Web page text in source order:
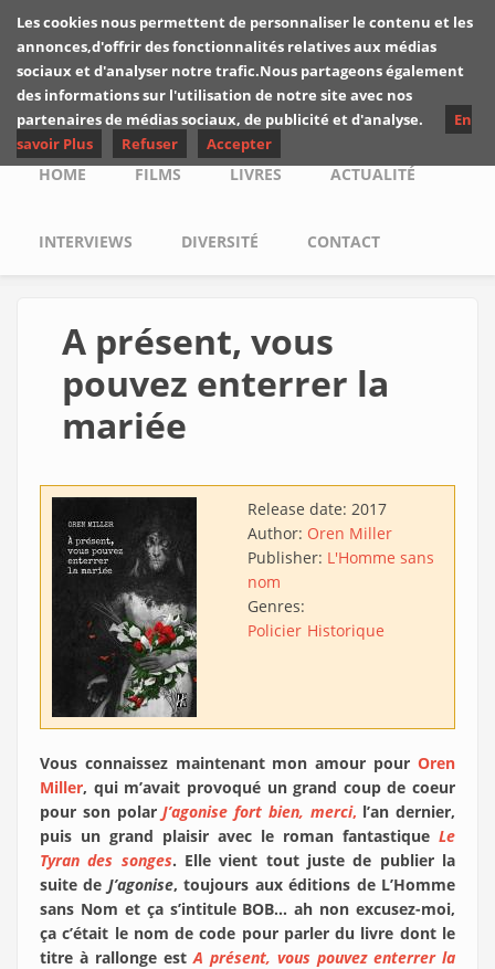
Skip to main content
Les critiques de
Yuyine
Main menu
HOME FILMS LIVRES ACTUALITÉ
INTERVIEWS DIVERSITÉ CONTACT
A présent, vous
pouvez enterrer la
mariée
Release date: 2017
Author: Oren Miller
Publisher: L'Homme sans
nom
Genres:
Policier Historique
Vous connaissez maintenant mon amour pour Oren
Miller, qui m’avait provoqué un grand coup de coeur
pour son polarJ’agonise fort bien, merci, l’an dernier,
puis un grand plaisir avec le roman fantastique Le
Tyran des songes. Elle vient tout juste de publier la
suite de J’agonise, toujours aux éditions de L’Homme
sans Nom et ça s’intitule BOB… ah non excusez-moi,
ça c’était le nom de code pour parler du livre dont le
titre à rallonge estA présent, vous pouvez enterrer la
Les cookies nous permettent de personnaliser le contenu et les
annonces,d'offrir des fonctionnalités relatives aux médias
sociaux et d'analyser notre trafic.Nous partageons également
des informations sur l'utilisation de notre site avec nos
partenaires de médias sociaux, de publicité et d'analyse.
En
savoir Plus
Refuser Accepter